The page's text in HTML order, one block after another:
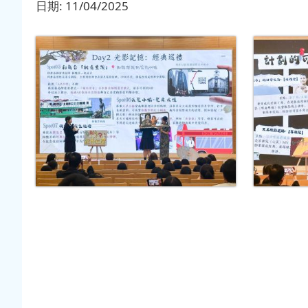
日期: 11/04/2025